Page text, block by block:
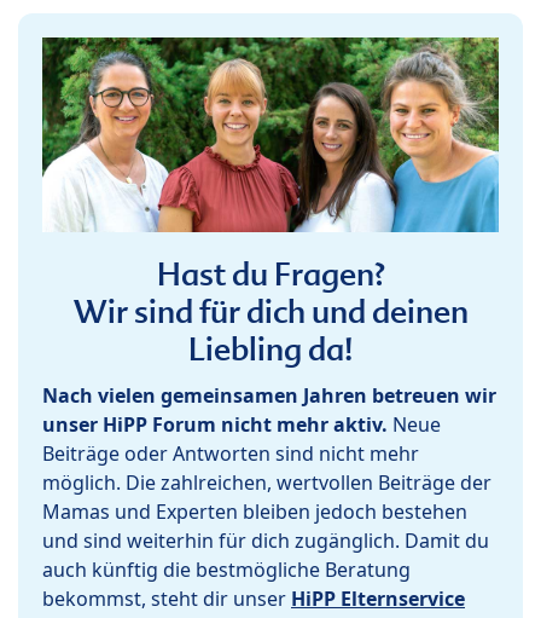
Hast du Fragen?
Wir sind für dich und deinen
Liebling da!
Nach vielen gemeinsamen Jahren betreuen wir
unser HiPP Forum nicht mehr aktiv. Neue
Beiträge oder Antworten sind nicht mehr
möglich. Die zahlreichen, wertvollen Beiträge der
Mamas und Experten bleiben jedoch bestehen
und sind weiterhin für dich zugänglich. Damit du
auch künftig die bestmögliche Beratung
bekommst, steht dir unser HiPP Elternservice